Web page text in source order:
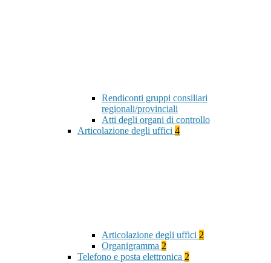
Rendiconti gruppi consiliari
regionali/provinciali
Atti degli organi di controllo
Articolazione degli uffici 4
Articolazione degli uffici 2
Organigramma 2
Telefono e posta elettronica 2